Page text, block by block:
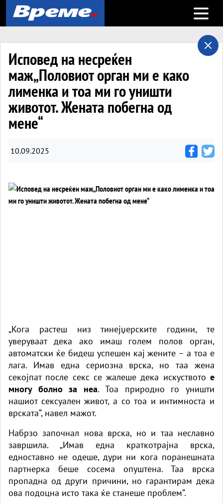
Open
Исповед на несреќен
маж„Половиот орган ми е како
лименка и тоа ми го уништи
животот. Жената побегна од
мене“
10.09.2025
„Кога растеш низ тинејџерските години, те
уверуваат дека ако имаш голем полов орган,
автоматски ќе бидеш успешен кај жените – а тоа е
лага. Имав една сериозна врска, но таа жена
секојпат после секс се жалеше дека искуството е
многу болно за неа. Тоа природно го уништи
нашиот сексуален живот, а со тоа и интимноста и
врската“, навел мажот.
Набрзо започнал нова врска, но и таа неславно
завршила. „Имав една краткотрајна врска,
едноставно не одеше, дури ни кога поранешната
партнерка беше сосема опуштена. Таа врска
пропадна од други причини, но гарантирам дека
ова подоцна исто така ќе станеше проблем“.